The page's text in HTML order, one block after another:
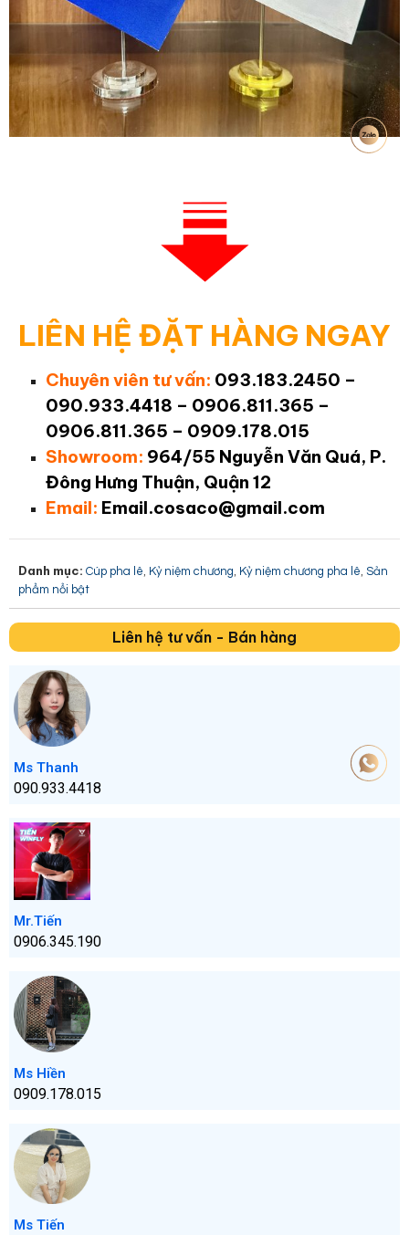
LIÊN HỆ ĐẶT HÀNG NGAY
Chuyên viên tư vấn: 093.183.2450 –
090.933.4418 – 0906.811.365 –
0906.811.365 – 0909.178.015
Showroom: 964/55 Nguyễn Văn Quá, P.
Đông Hưng Thuận, Quận 12
Email: Email.cosaco@gmail.com
Danh mục: Cúp pha lê Kỷ niệm chương Kỷ niệm chương pha lê Sản
phẩm nổi bật
Liên hệ tư vấn - Bán hàng
Ms Thanh
090.933.4418
Mr.Tiến
0906.345.190
Ms Hiền
0909.178.015
Ms Tiến